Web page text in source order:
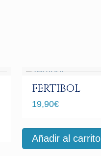
FERTIBOL
19,90€
Añadir al carrito